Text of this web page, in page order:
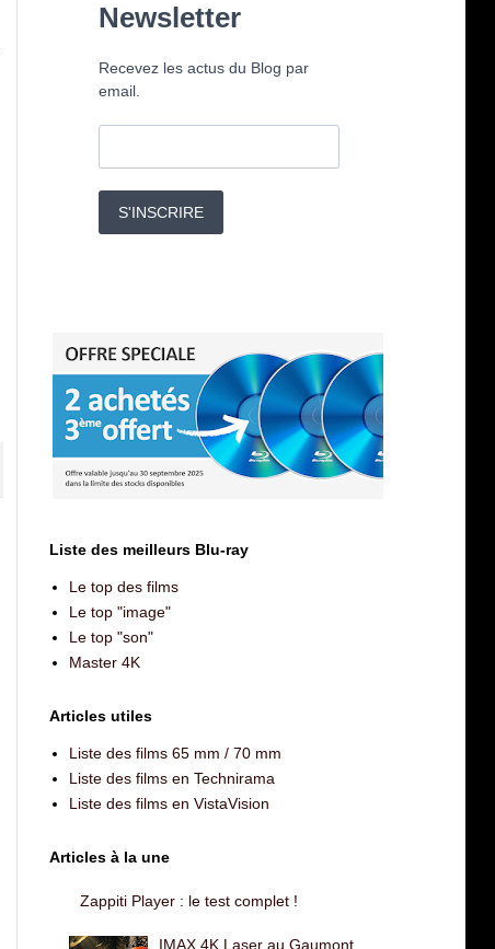
Newsletter
Recevez les actus du Blog par
email.
S'INSCRIRE
Liste des meilleurs Blu-ray
Le top des films
Le top "image"
Le top "son"
Master 4K
Articles utiles
Liste des films 65 mm / 70 mm
Liste des films en Technirama
Liste des films en VistaVision
Articles à la une
Zappiti Player : le test complet !
IMAX 4K Laser au Gaumont